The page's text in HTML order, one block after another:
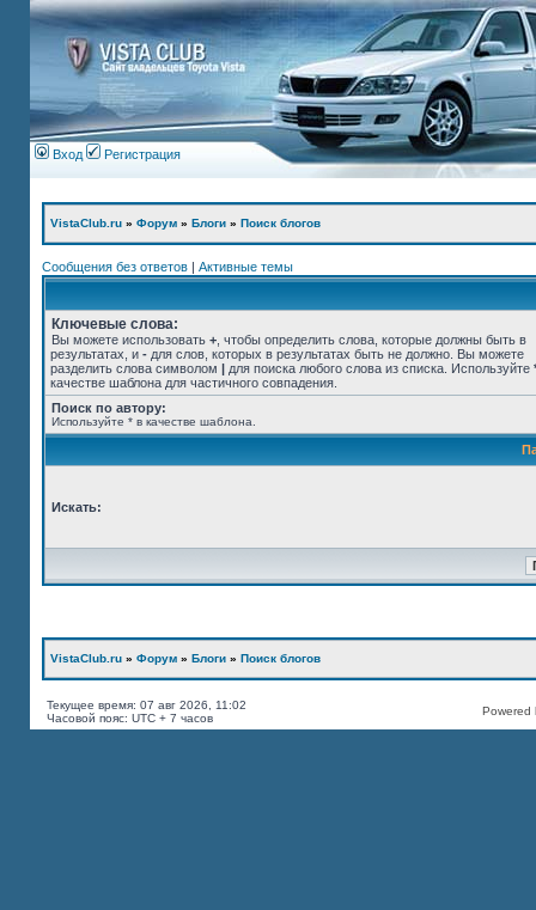
Вход Регистрация
VistaClub.ru » Форум » Блоги » Поиск блогов
Сообщения без ответов | Активные темы
Ключевые слова:
Вы можете использовать + , чтобы определить слова, которые должны быть в
результатах, и - для слов, которых в результатах быть не должно. Вы можете
разделить слова символом | для поиска любого слова из списка. Используйте
качестве шаблона для частичного совпадения.
Поиск по автору:
Используйте * в качестве шаблона.
Искать:
VistaClub.ru » Форум » Блоги » Поиск блогов
Текущее время: 07 авг 2026, 11:02
Часовой пояс: UTC + 7 часов
Powered